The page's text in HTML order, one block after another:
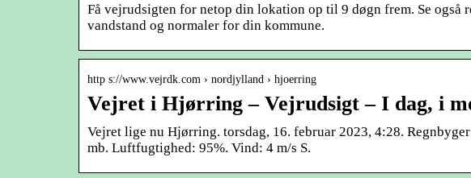
Få vejrudsigten for netop din lokation op til 9 døgn frem. Se også
vandstand og normaler for din kommune.
http s://www.vejrdk.com › nordjylland › hjoerring
Vejret i Hjørring – Vejrudsigt – I dag, i
Vejret lige nu Hjørring. torsdag, 16. februar 2023, 4:28.
mb. Luftfugtighed: 95%. Vind: 4 m/s S.